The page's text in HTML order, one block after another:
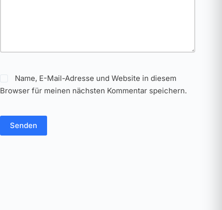
Name, E-Mail-Adresse und Website in diesem
Browser für meinen nächsten Kommentar speichern.
Senden